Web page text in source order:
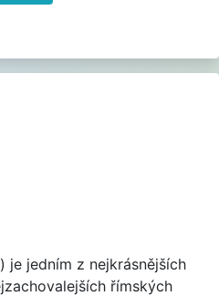
je jedním z nejkrásnějších
římských